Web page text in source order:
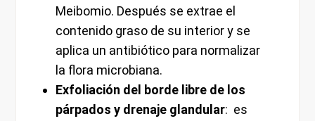
Meibomio. Después se extrae el
contenido graso de su interior y se
aplica un antibiótico para normalizar
la flora microbiana.
Exfoliación del borde libre de los
párpados y drenaje glandular: es